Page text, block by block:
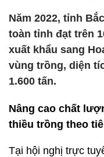
Năm 2022, tỉnh
toàn tỉnh đạt trên
xuất khẩu sang
vùng trồng, diện
1.600 tấn.
Nâng cao chất
thiều trồng theo
Tại hội nghị trực